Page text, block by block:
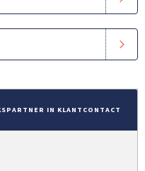
IN KLANTCONTACT